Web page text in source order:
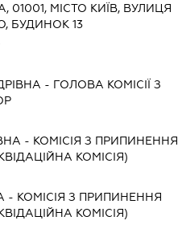
01001, МІСТО КИЇВ, ВУЛИЦЯ
БУДИНОК 13
- ГОЛОВА КОМІСІЇ З
- КОМІСІЯ З ПРИПИНЕННЯ
КОМІСІЯ)
- КОМІСІЯ З ПРИПИНЕННЯ
КОМІСІЯ)